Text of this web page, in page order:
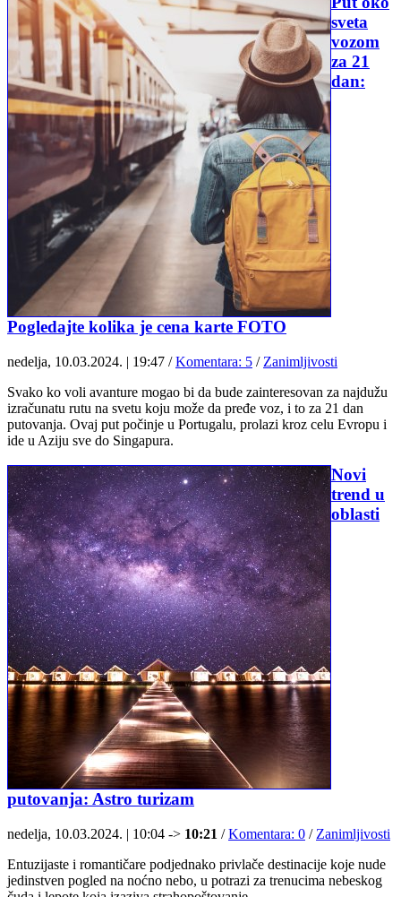
sveta
vozom
za 21
dan:
Pogledajte kolika je cena karte FOTO
nedelja, 10.03.2024. | 19:47 / Komentara: 5 / Zanimljivosti
Svako ko voli avanture mogao bi da bude zainteresovan za najdužu
izračunatu rutu na svetu koju može da pređe voz, i to za 21 dan
putovanja. Ovaj put počinje u Portugalu, prolazi kroz celu Evropu i
ide u Aziju sve do Singapura.
Novi
trend u
oblasti
putovanja: Astro turizam
nedelja, 10.03.2024. | 10:04 -> 10:21 / Komentara: 0 / Zanimljivosti
Entuzijaste i romantičare podjednako privlače destinacije koje nude
jedinstven pogled na noćno nebo, u potrazi za trenucima nebeskog